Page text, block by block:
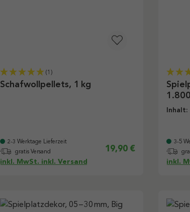
(1)
Schafwollpellets, 1 kg
2-3 Werktage Lieferzeit
gratis Versand
19,90 €
inkl. MwSt. inkl. Versand
Inhalt:
3-5
inkl.